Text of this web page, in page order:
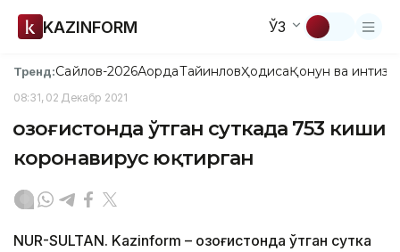
KAZINFORM ЎЗ
Тренд:Сайлов-2026АқордаТайинловҲодисаҚонун ва
08:31, 02 Декабр 2021
Қозоғистонда ўтган суткада 753 киши
коронавирус юқтирган
NUR-SULTAN. Kazinform – Қозоғистонда ўтган сутка